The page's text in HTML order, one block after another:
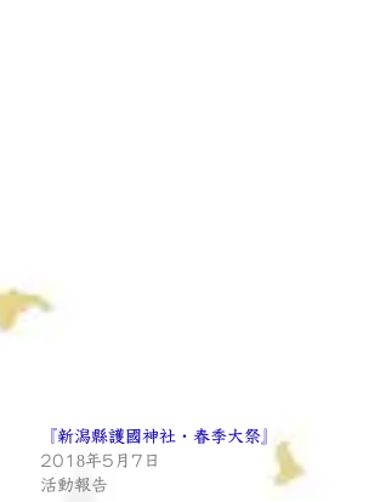
『新潟縣護國神社・春季大祭』
2018年5月7日
活動報告